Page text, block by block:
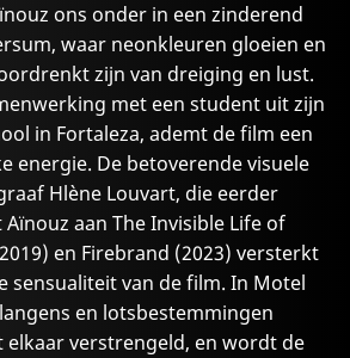
ons onder in een zinderend
waar neonkleuren gloeien en
zijn van dreiging en lust.
met een student uit zijn
in Fortaleza, ademt de film een
energie. De betoverende visuele
Hlène Louvart, die eerder
aan The Invisible Life of
en Firebrand (2023) versterkt
sensualiteit van de film. In Motel
en lotsbestemmingen
elkaar verstrengeld, en wordt de